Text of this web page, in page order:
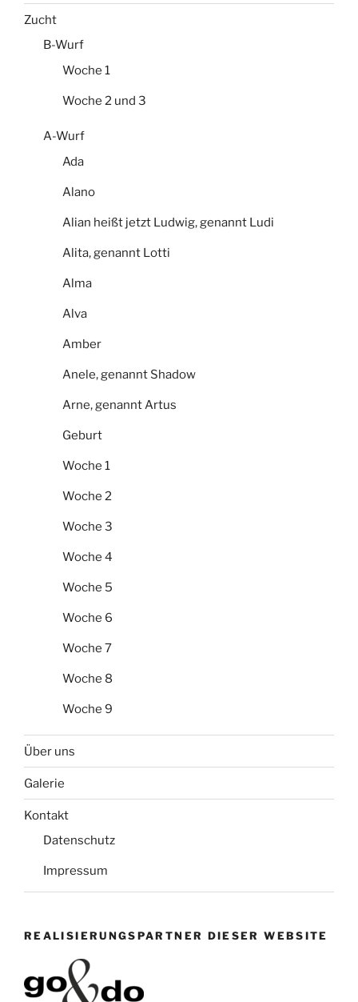
Zucht
B-Wurf
Woche 1
Woche 2 und 3
A-Wurf
Ada
Alano
Alian heißt jetzt Ludwig, genannt Ludi
Alita, genannt Lotti
Alma
Alva
Amber
Anele, genannt Shadow
Arne, genannt Artus
Geburt
Woche 1
Woche 2
Woche 3
Woche 4
Woche 5
Woche 6
Woche 7
Woche 8
Woche 9
Über uns
Galerie
Kontakt
Datenschutz
Impressum
REALISIERUNGSPARTNER DIESER WEBSITE